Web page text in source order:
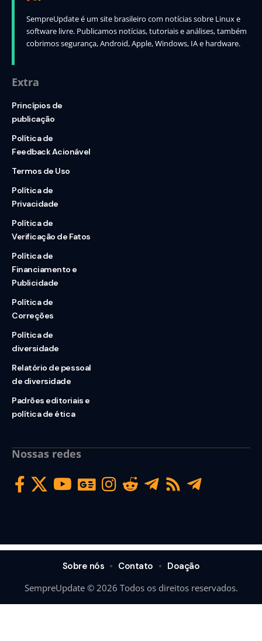
SempreUpdate é um site brasileiro com notícias sobre Linux e
software livre. Publicamos notícias, tutoriais e análises, também
cobrimos segurança, Android, Apple, Windows, IA e hardware.
Extra
Princípios de
publicação
Política de
Feedback Acionável
Termos de Uso
Política de
Privacidade
Política de
Verificação de Fatos
Política de
Financiamento e
Publicidade
Política de
Correções
Política de
diversidade
Relatório de pessoal
de diversidade
Padrões editoriais e
política de ética
Nossas redes
SempreUpdate © 2026 Todos os direitos reservados.
Sobre nós Contato Doação